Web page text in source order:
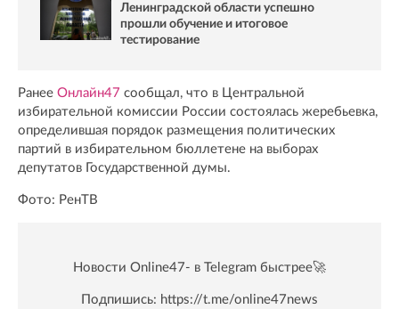
Ленинградской области успешно
прошли обучение и итоговое
тестирование
Ранее Онлайн47 сообщал, что в Центральной
избирательной комиссии России состоялась жеребьевка,
определившая порядок размещения политических
партий в избирательном бюллетене на выборах
депутатов Государственной думы.
Фото: РенТВ
Новости Online47- в Telegram быстрее🚀
Подпишись: https://t.me/online47news